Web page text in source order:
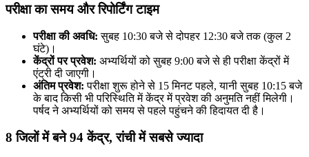
परीक्षा का समय और रिपोर्टिंग टाइम
परीक्षा की अवधि: सुबह 10:30 बजे से दोपहर 12:30 बजे तक (कुल 2
घंटे)।
केंद्रों पर प्रवेश: अभ्यर्थियों को सुबह 9:00 बजे से ही परीक्षा केंद्रों में
एंट्री दी जाएगी।
अंतिम प्रवेश: परीक्षा शुरू होने से 15 मिनट पहले, यानी सुबह 10:15 बजे
के बाद किसी भी परिस्थिति में केंद्र में प्रवेश की अनुमति नहीं मिलेगी।
पर्षद ने अभ्यर्थियों को समय से पहले पहुंचने की हिदायत दी है।
8 जिलों में बने 94 केंद्र, रांची में सबसे ज्यादा